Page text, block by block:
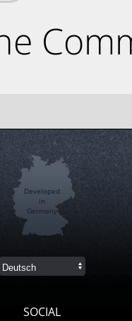
Developed
in
Germany
SOCIAL